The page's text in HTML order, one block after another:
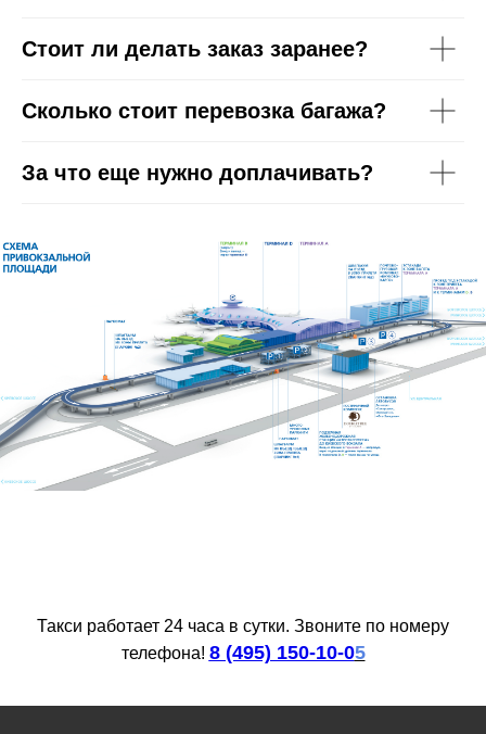
Стоит ли делать заказ заранее?
Сколько стоит перевозка багажа?
За что еще нужно доплачивать?
Такси работает 24 часа в сутки. Звоните по номеру
телефона! 8 (495) 150-10-05